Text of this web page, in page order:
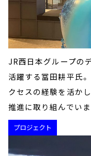
JR西日本グループの
活躍する冨田耕平氏
クセスの経験を活か
推進に取り組んでい
プロジェクト